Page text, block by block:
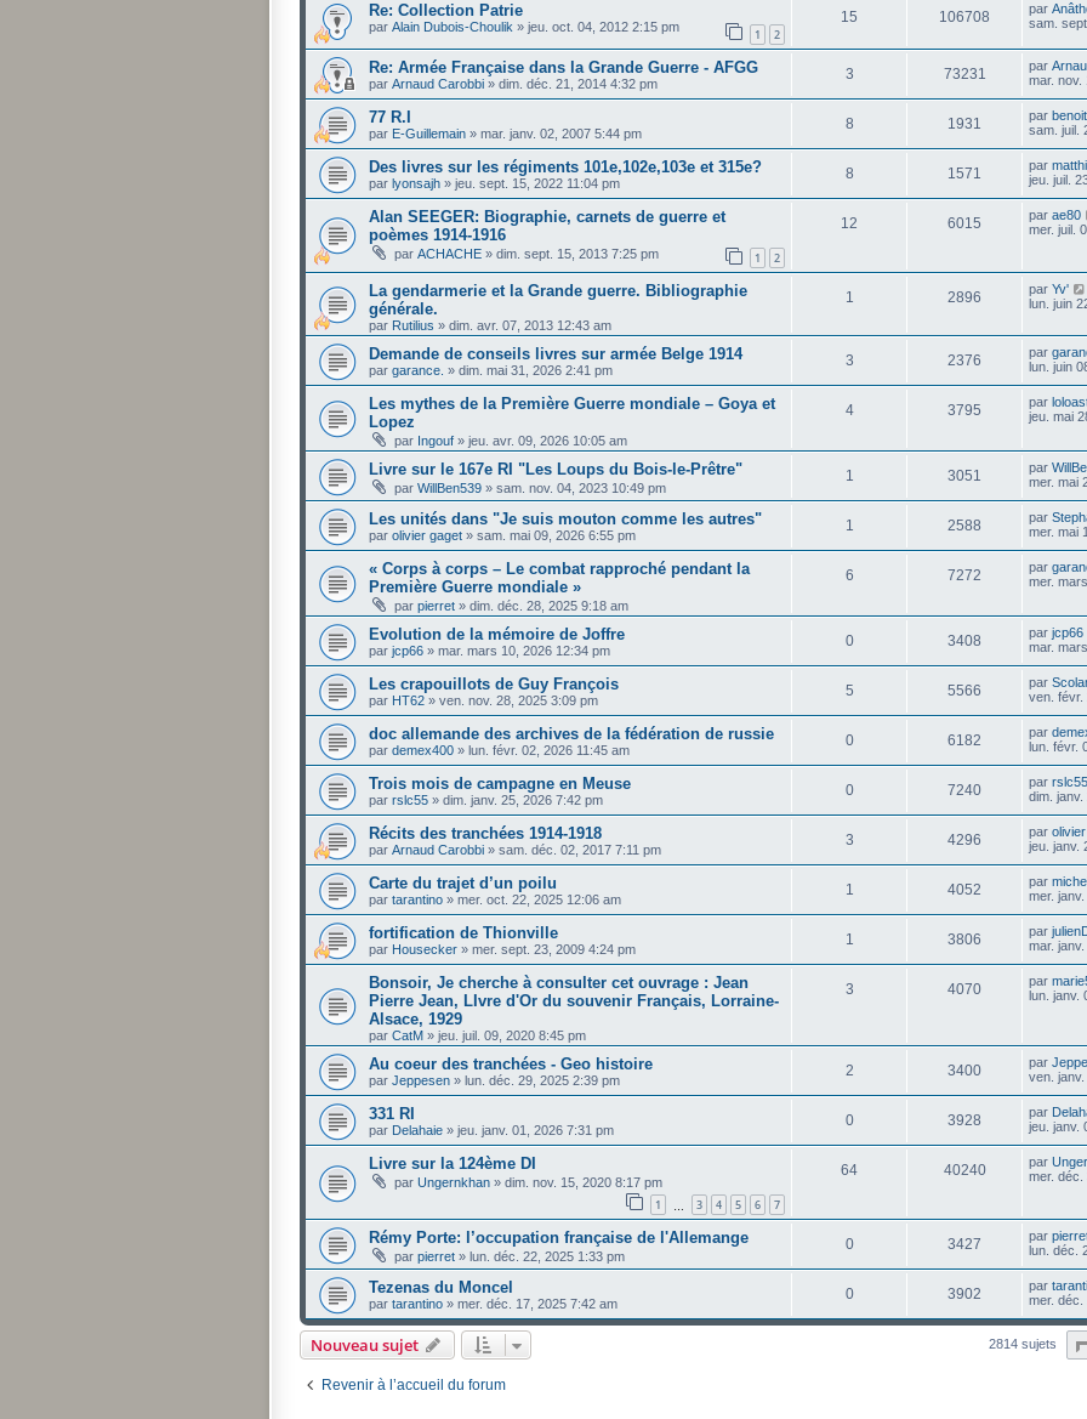
Re: Collection Patrie
par Alain Dubois-Choulik » jeu. oct. 04, 2012 2:15 pm 1 2
15 106708 par
sam.
Re: Armée Française dans la Grande Guerre - AFGG
par Arnaud Carobbi » dim. déc. 21, 2014 4:32 pm
3 73231 par
mar. nov.
77 R.I
par E-Guillemain » mar. janv. 02, 2007 5:44 pm
8 1931 par
sam. juil.
Des livres sur les régiments 101e,102e,103e et 315e?
par lyonsajh » jeu. sept. 15, 2022 11:04 pm
8 1571 par
jeu. juil.
Alan SEEGER: Biographie, carnets de guerre et
poèmes 1914-1916
par ACHACHE » dim. sept. 15, 2013 7:25 pm 1 2
12 6015 par ae80
mer. juil.
La gendarmerie et la Grande guerre. Bibliographie
générale.
par Rutilius » dim. avr. 07, 2013 12:43 am
1 2896 par Yv'
lun. juin
Demande de conseils livres sur armée Belge 1914
par garance. » dim. mai 31, 2026 2:41 pm
3 2376 par
lun. juin
Les mythes de la Première Guerre mondiale – Goya et
Lopez
par Ingouf » jeu. avr. 09, 2026 10:05 am
4 3795 par
jeu. mai
Livre sur le 167e RI "Les Loups du Bois-le-Prêtre"
par WillBen539 » sam. nov. 04, 2023 10:49 pm
1 3051 par
mer. mai
Les unités dans "Je suis mouton comme les autres"
par olivier gaget » sam. mai 09, 2026 6:55 pm
1 2588 par
mer. mai
« Corps à corps – Le combat rapproché pendant la
Première Guerre mondiale »
par pierret » dim. déc. 28, 2025 9:18 am
6 7272 par
mer.
Evolution de la mémoire de Joffre
par jcp66 » mar. mars 10, 2026 12:34 pm
0 3408 par jcp66
mar.
Les crapouillots de Guy François
par HT62 » ven. nov. 28, 2025 3:09 pm
5 5566 par
ven. févr.
doc allemande des archives de la fédération de russie
par demex400 » lun. févr. 02, 2026 11:45 am
0 6182 par
lun. févr.
Trois mois de campagne en Meuse
par rslc55 » dim. janv. 25, 2026 7:42 pm
0 7240 par rslc55
dim.
Récits des tranchées 1914-1918
par Arnaud Carobbi » sam. déc. 02, 2017 7:11 pm
3 4296 par
jeu. janv.
Carte du trajet d’un poilu
par tarantino » mer. oct. 22, 2025 12:06 am
1 4052 par
mer.
fortification de Thionville
par Housecker » mer. sept. 23, 2009 4:24 pm
1 3806 par
mar.
Bonsoir, Je cherche à consulter cet ouvrage : Jean
Pierre Jean, LIvre d'Or du souvenir Français, Lorraine-
Alsace, 1929
par CatM » jeu. juil. 09, 2020 8:45 pm
3 4070 par
lun. janv.
Au coeur des tranchées - Geo histoire
par Jeppesen » lun. déc. 29, 2025 2:39 pm
2 3400 par
ven.
331 RI
par Delahaie » jeu. janv. 01, 2026 7:31 pm
0 3928 par
jeu. janv.
Livre sur la 124ème DI
par Ungernkhan » dim. nov. 15, 2020 8:17 pm
1 3 4 5 6 7
64 40240 par
mer. déc.
Rémy Porte: l’occupation française de l'Allemange
par pierret » lun. déc. 22, 2025 1:33 pm
0 3427 par
lun. déc.
Tezenas du Moncel
par tarantino » mer. déc. 17, 2025 7:42 am
0 3902 par
mer. déc.
Nouveau sujet 2814 sujets
Revenir à l’accueil du forum